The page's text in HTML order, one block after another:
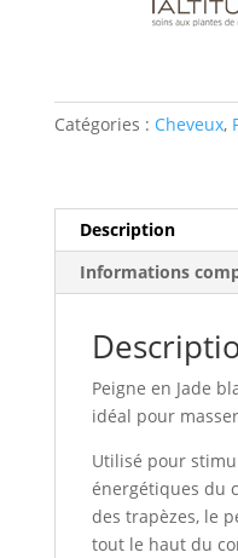
Catégories : Cheveux,
Description
Informations
Peigne en Jade
idéal pour
Utilisé pour
énergétiques du
des trapèzes, le
tout le haut du